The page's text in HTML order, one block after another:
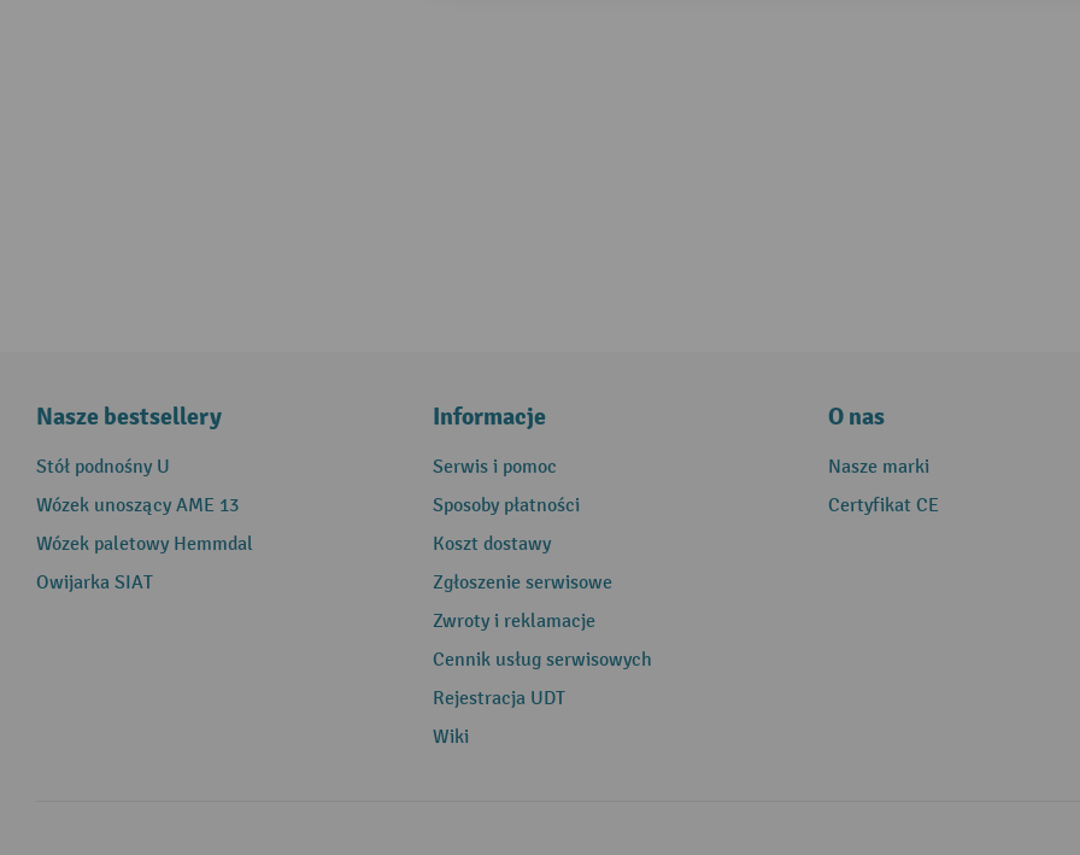
Nasze bestsellery
Stół podnośny U
Wózek unoszący AME 13
Wózek paletowy Hemmdal
Owijarka SIAT
Informacje
Serwis i pomoc
Sposoby płatności
Koszt dostawy
Zgłoszenie serwisowe
Zwroty i reklamacje
Cennik usług serwisowych
Rejestracja UDT
Wiki
O nas
Nasze marki
Certyfikat CE